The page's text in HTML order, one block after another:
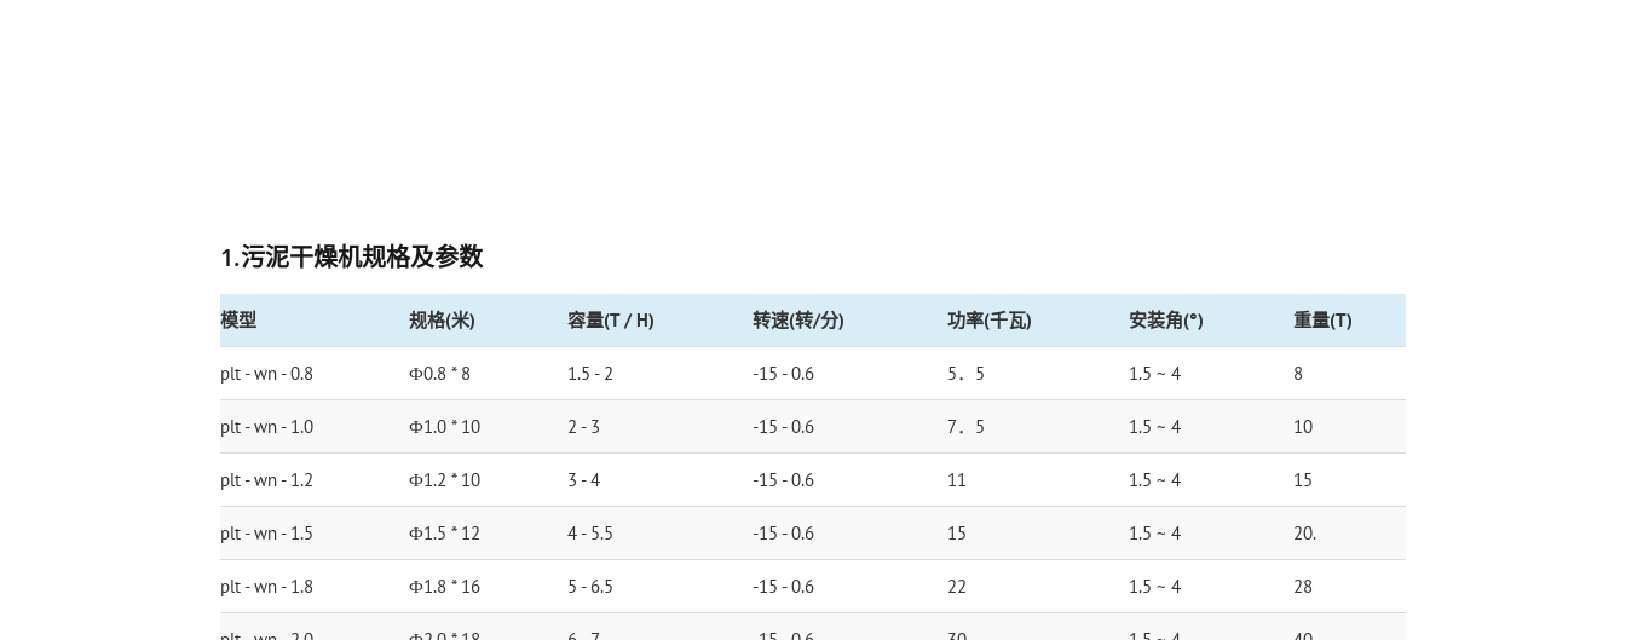
1.污泥干燥机规格及参数
模型 规格(米) 容量(T / H) 转速(转/分) 功率(千瓦) 安装角(°) 重量(T)
plt - wn - 0.8 Ф0.8 * 8 1.5 - 2 -15 - 0.6 5．5 1.5 ~ 4 8
plt - wn - 1.0 Ф1.0 * 10 2 - 3 -15 - 0.6 7．5 1.5 ~ 4 10
plt - wn - 1.2 Ф1.2 * 10 3 - 4 -15 - 0.6 11 1.5 ~ 4 15
plt - wn - 1.5 Ф1.5 * 12 4 - 5.5 -15 - 0.6 15 1.5 ~ 4 20.
plt - wn - 1.8 Ф1.8 * 16 5 - 6.5 -15 - 0.6 22 1.5 ~ 4 28